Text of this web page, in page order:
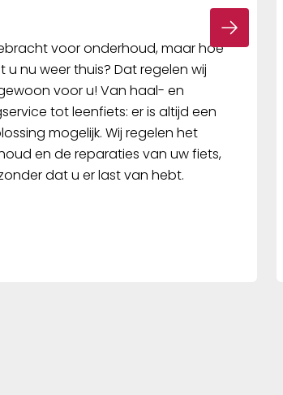
voor onderhoud, maar hoe
u nu weer thuis? Dat regelen wij
voor u! Van haal- en
tot leenfiets: er is altijd een
mogelijk. Wij regelen het
en de reparaties van uw fiets,
dat u er last van hebt.